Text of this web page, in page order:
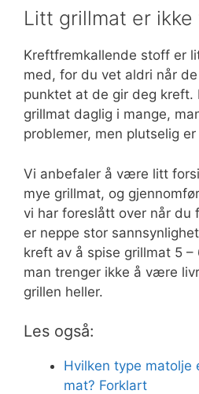
Litt grillmat er ikke
Kreftfremkallende stoff er
med, for du vet aldri når
punktet at de gir deg kreft.
grillmat daglig i mange,
problemer, men plutselig
Vi anbefaler å være litt
mye grillmat, og
vi har foreslått over når du
er neppe stor
kreft av å spise grillmat 5 –
man trenger ikke å være
grillen heller.
Les også:
Hvilken type matolje
mat? Forklart